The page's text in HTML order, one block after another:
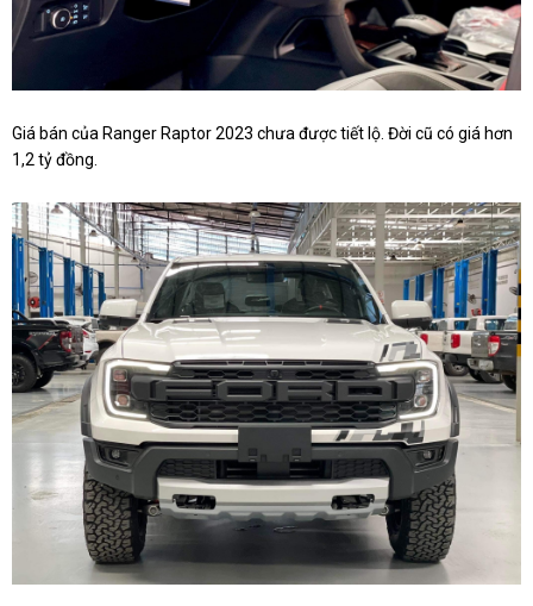
Giá bán của Ranger Raptor 2023 chưa được tiết lộ. Đời cũ có giá hơn
1,2 tỷ đồng.